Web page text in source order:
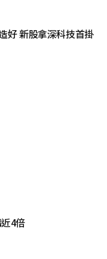
好 新股拿深科技首掛
4倍